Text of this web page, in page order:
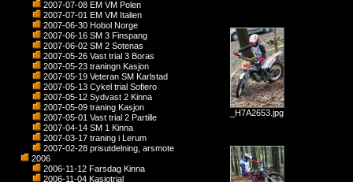
2007-07-08 EM VM Polen
2007-07-01 EM VM Italien
2007-06-30 Hobol Norge
2007-06-16 SM 3 Finspang
2007-06-02 SM 2 Sotenas
2007-05-26 Vast trial 3 Boras
2007-05-23 traningn Kasjon
2007-05-19 Veteran SM Karlstad
2007-05-13 Cykel trial Sofiero
2007-05-12 Sydvast 2 Kinna
2007-05-09 traning Kasjon
2007-05-01 Vast trial 2 Partille
2007-04-14 SM 1 Kinna
2007-03-17 traning i Lerum
2007-02-28 prisutdelning, arsmote
2006
2006-11-12 Farsdag Kinna
2006-11-04 Kasjotrial
_H7A2653.jpg